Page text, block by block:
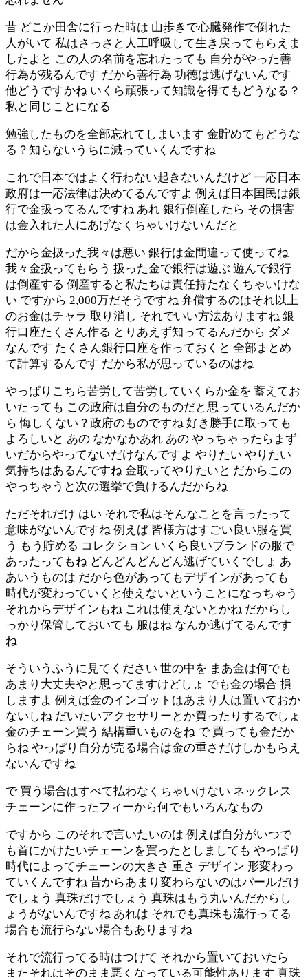
昔 どこか田舎に行った時は 山歩きで心臓発作で倒れた
人がいて 私はさっさと人工呼吸して生き戻ってもらえま
したよと この人の名前を忘れたっても 自分がやった善
行為が残るんです だから善行為 功徳は逃げないんです
他どうですかね いくら頑張って知識を得てもどうなる？
私と同じことになる
勉強したものを全部忘れてしまいます 金貯めてもどうな
る？知らないうちに減っていくんですね
これで日本ではよく行わない起きないんだけど 一応日本
政府は一応法律は決めてるんですよ 例えば日本国民は銀
行で金扱ってるんですね あれ 銀行倒産したら その損害
は金入れた人にあげなくちゃいけないんだと
だから金扱った我々は悪い 銀行は金間違って使ってね
我々金扱ってもらう 扱った金で銀行は遊ぶ 遊んで銀行
は倒産する 倒産すると私たちは責任持たなくちゃいけな
い ですから 2,000万だそうですね 弁償するのはそれ以上
のお金はチャラ 取り消し それでいい方法ありますね 銀
行口座たくさん作る とりあえず知ってるんだから ダメ
なんです たくさん銀行口座を作っておくと 全部まとめ
て計算するんです だから私が思っているのはね
やっぱりこちら苦労して苦労していくらか金を 蓄えてお
いたっても この政府は自分のものだと思っているんだか
ら 悔しくない？政府のものですね 好き勝手に取っても
よろしいと あの なかなかあれ あの やっちゃったらまず
いだからやってないだけなんですよ やりたい やりたい
気持ちはあるんですね 金取ってやりたいと だからこの
やっちゃうと次の選挙で負けるんだからね
ただそれだけ はい それで私はそんなことを言ったって
意味がないんですね 例えば 皆様方はすごい良い服を買
う もう貯める コレクション いくら良いブランドの服で
あったってもね どんどんどんどん逃げていくでしょ あ
あいうものは だから色があってもデザインがあっても
時代が変わっていくと使えないということになっちゃう
それからデザインもね これは使えないとかね だからし
っかり保管しておいても 服はね なんか逃げてるんです
ね
そういうふうに見てください 世の中を まあ金は何でも
あまり大丈夫やと思ってますけどしょ でも金の場合 損
しますよ 例えば金のインゴットはあまり人は置いておか
ないしね だいたいアクセサリーとか買ったりするでしょ
金のチェーン買う 結構重いものをね で 買っても金だか
らね やっぱり自分が売る場合は金の重さだけしかもらえ
ないんですね
で 買う場合はすべて払わなくちゃいけない ネックレス
チェーンに作ったフィーから何でもいろんなもの
ですから このそれで言いたいのは 例えば自分がいつで
も首にかけたいチェーンを買ったとしましても やっぱり
時代によってチェーンの大きさ 重さ デザイン 形変わっ
ていくんですね 昔からあまり変わらないのはパールだけ
でしょう 真珠だけでしょう 真珠はもう丸いんだからし
ょうがないんですね あれは それでも真珠も流行ってる
場合も流行らない場合もありますね
それで流行ってる時はつけて それから置いておいたら
またそれはそのまま悪くなっている可能性あります 真珠